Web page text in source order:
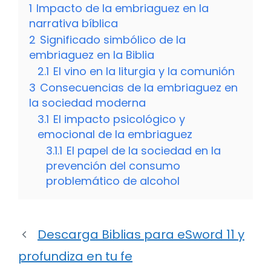
1 Impacto de la embriaguez en la
narrativa bíblica
2 Significado simbólico de la
embriaguez en la Biblia
2.1 El vino en la liturgia y la comunión
3 Consecuencias de la embriaguez en
la sociedad moderna
3.1 El impacto psicológico y
emocional de la embriaguez
3.1.1 El papel de la sociedad en la
prevención del consumo
problemático de alcohol
Descarga Biblias para eSword 11 y
profundiza en tu fe